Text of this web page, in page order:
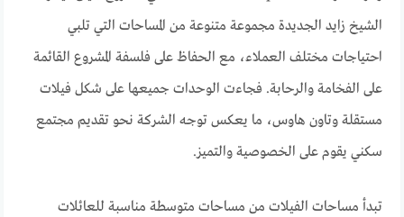
الشيخ زايد الجديدة مجموعة متنوعة من المساحات التي تلبي
احتياجات مختلف العملاء، مع الحفاظ على فلسفة المشروع القائمة
على الفخامة والرحابة. فجاءت الوحدات جميعها على شكل فيلات
مستقلة وتاون هاوس، ما يعكس توجه الشركة نحو تقديم مجتمع
سكني يقوم على الخصوصية والتميز.
تبدأ مساحات الفيلات من مساحات متوسطة مناسبة للعائلات